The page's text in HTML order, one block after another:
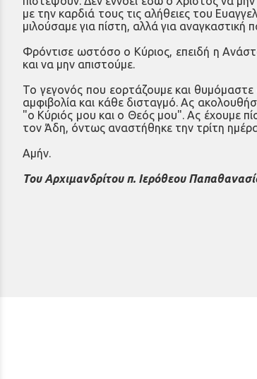
με την καρδιά τους τις αλήθειες του
μιλούσαμε για πίστη, αλλά για
Φρόντισε ωστόσο ο Κύριος, επειδή η
και να μην απιστούμε.
Το γεγονός που εορτάζουμε και
αμφιβολία και κάθε δισταγμό. Ας
"ο Κύριός μου και ο Θεός μου". Ας έχουμε
τον Άδη, όντως αναστήθηκε την τρίτη
Αμήν.
Του Αρχιμανδρίτου π. Ιερόθεου